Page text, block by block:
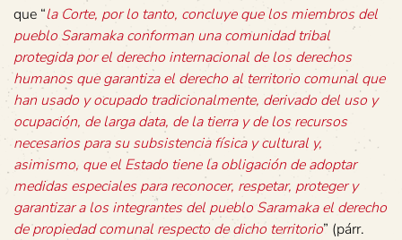
que “la Corte, por lo tanto, concluye que los miembros del
pueblo Saramaka conforman una comunidad tribal
protegida por el derecho internacional de los derechos
humanos que garantiza el derecho al territorio comunal que
han usado y ocupado tradicionalmente, derivado del uso y
ocupación, de larga data, de la tierra y de los recursos
necesarios para su subsistencia física y cultural y,
asimismo, que el Estado tiene la obligación de adoptar
medidas especiales para reconocer, respetar, proteger y
garantizar a los integrantes del pueblo Saramaka el derecho
de propiedad comunal respecto de dicho territorio” (párr.